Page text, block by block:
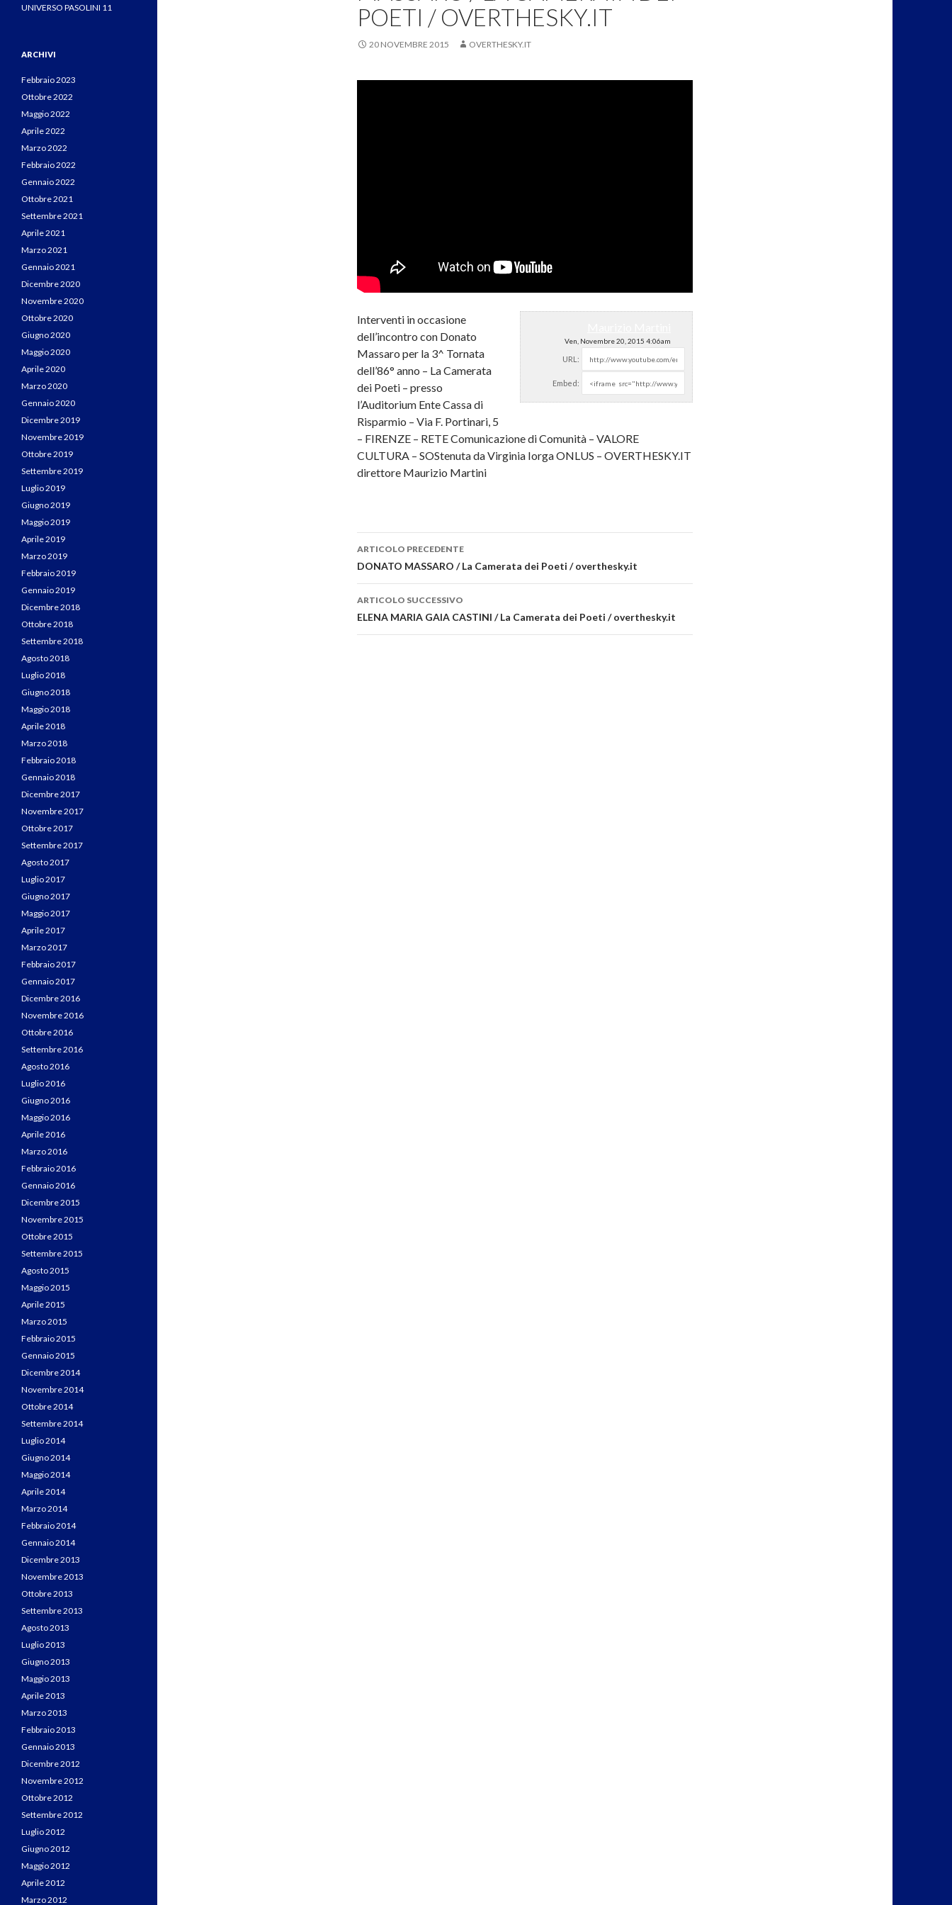
POETI / OVERTHESKY.IT
20 NOVEMBRE 2015 OVERTHESKY.IT
Ven, Novembre 20, 2015 4:06am
URL:
Embed:
Interventi in occasione
dell’incontro con Donato
Massaro per la 3^ Tornata
dell’86° anno – La Camerata
dei Poeti – presso
l’Auditorium Ente Cassa di
Risparmio – Via F. Portinari, 5
– FIRENZE – RETE Comunicazione di Comunità – VALORE
CULTURA – SOStenuta da Virginia Iorga ONLUS – OVERTHESKY.IT
direttore Maurizio Martini
Navigazione articolo
ARTICOLO PRECEDENTE
DONATO MASSARO / La Camerata dei Poeti / overthesky.it
ARTICOLO SUCCESSIVO
ELENA MARIA GAIA CASTINI / La Camerata dei Poeti / overthesky.it
UNIVERSO PASOLINI 11
ARCHIVI
Febbraio 2023
Ottobre 2022
Maggio 2022
Aprile 2022
Marzo 2022
Febbraio 2022
Gennaio 2022
Ottobre 2021
Settembre 2021
Aprile 2021
Marzo 2021
Gennaio 2021
Dicembre 2020
Novembre 2020
Ottobre 2020
Giugno 2020
Maggio 2020
Aprile 2020
Marzo 2020
Gennaio 2020
Dicembre 2019
Novembre 2019
Ottobre 2019
Settembre 2019
Luglio 2019
Giugno 2019
Maggio 2019
Aprile 2019
Marzo 2019
Febbraio 2019
Gennaio 2019
Dicembre 2018
Ottobre 2018
Settembre 2018
Agosto 2018
Luglio 2018
Giugno 2018
Maggio 2018
Aprile 2018
Marzo 2018
Febbraio 2018
Gennaio 2018
Dicembre 2017
Novembre 2017
Ottobre 2017
Settembre 2017
Agosto 2017
Luglio 2017
Giugno 2017
Maggio 2017
Aprile 2017
Marzo 2017
Febbraio 2017
Gennaio 2017
Dicembre 2016
Novembre 2016
Ottobre 2016
Settembre 2016
Agosto 2016
Luglio 2016
Giugno 2016
Maggio 2016
Aprile 2016
Marzo 2016
Febbraio 2016
Gennaio 2016
Dicembre 2015
Novembre 2015
Ottobre 2015
Settembre 2015
Agosto 2015
Maggio 2015
Aprile 2015
Marzo 2015
Febbraio 2015
Gennaio 2015
Dicembre 2014
Novembre 2014
Ottobre 2014
Settembre 2014
Luglio 2014
Giugno 2014
Maggio 2014
Aprile 2014
Marzo 2014
Febbraio 2014
Gennaio 2014
Dicembre 2013
Novembre 2013
Ottobre 2013
Settembre 2013
Agosto 2013
Luglio 2013
Giugno 2013
Maggio 2013
Aprile 2013
Marzo 2013
Febbraio 2013
Gennaio 2013
Dicembre 2012
Novembre 2012
Ottobre 2012
Settembre 2012
Luglio 2012
Giugno 2012
Maggio 2012
Aprile 2012
Marzo 2012